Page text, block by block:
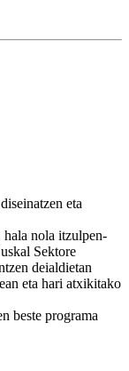
eta
hala nola itzulpen-
Sektore
deialdietan
eta hari atxikitako
beste programa